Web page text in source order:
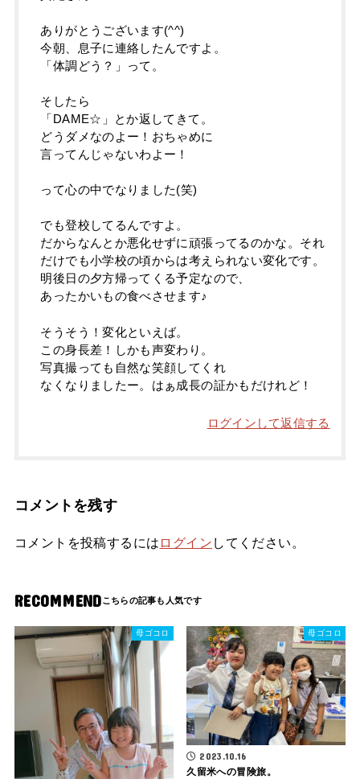
ありがとうございます(^^)
今朝、息子に連絡したんですよ。
「体調どう？」って。
そしたら
「DAME☆」とか返してきて。
どうダメなのよー！おちゃめに
言ってんじゃないわよー！
って心の中でなりました(笑)
でも登校してるんですよ。
だからなんとか悪化せずに頑張ってるのかな。それ
だけでも小学校の頃からは考えられない変化です。
明後日の夕方帰ってくる予定なので、
あったかいもの食べさせます♪
そうそう！変化といえば。
この身長差！しかも声変わり。
写真撮っても自然な笑顔してくれ
なくなりましたー。はぁ成長の証かもだけれど！
ログインして返信する
コメントを残す
コメントを投稿するには ログイン してください。
RECOMMEND
母ゴコロ 母ゴコロ
2023.10.16
久留米への冒険旅。